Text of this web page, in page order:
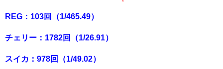
REG：103回（1/465.49）
チェリー：1782回（1/26.91）
スイカ：978回（1/49.02）